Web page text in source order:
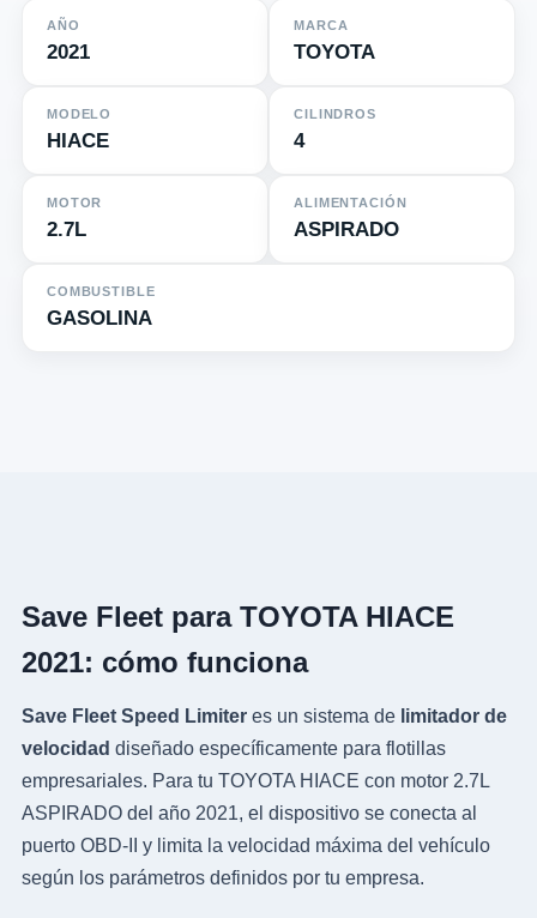
AÑO
2021
MARCA
TOYOTA
MODELO
HIACE
CILINDROS
4
MOTOR
2.7L
ALIMENTACIÓN
ASPIRADO
COMBUSTIBLE
GASOLINA
Save Fleet para TOYOTA HIACE
2021: cómo funciona
Save Fleet Speed Limiteres un sistema de limitador de
velocidad diseñado específicamente para flotillas
empresariales. Para tu TOYOTA HIACE con motor 2.7L
ASPIRADO del año 2021, el dispositivo se conecta al
puerto OBD-II y limita la velocidad máxima del vehículo
según los parámetros definidos por tu empresa.